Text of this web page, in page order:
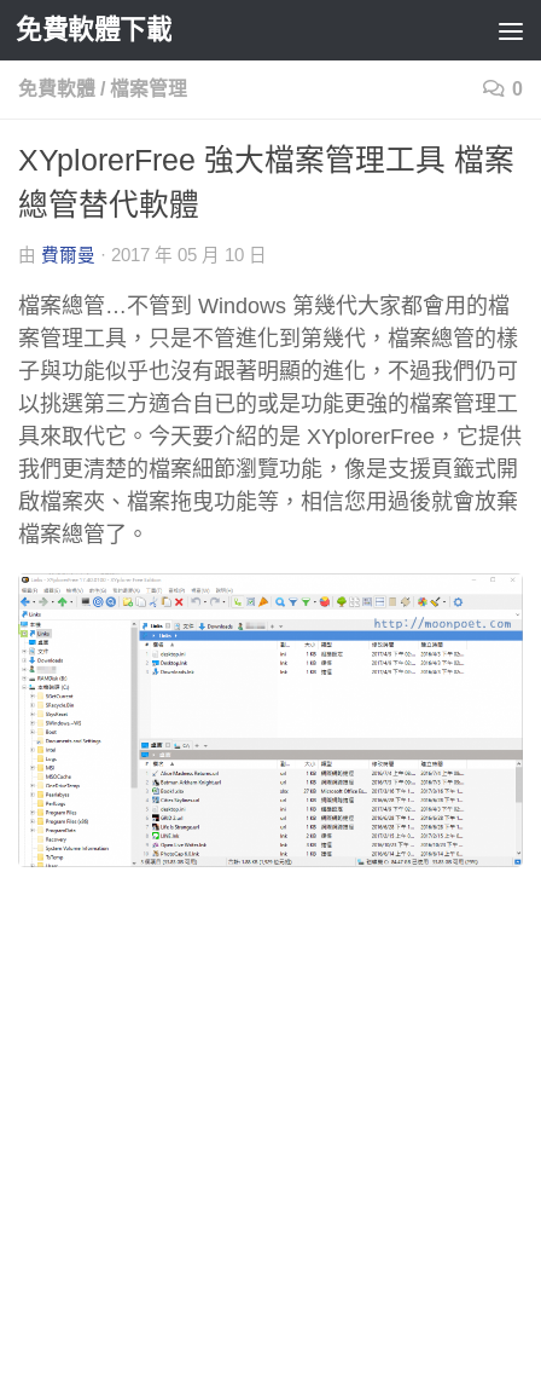
Skip to content
免費軟體下載
免費軟體 / 檔案管理 0
XYplorerFree 強大檔案管理工具 檔案
總管替代軟體
由 費爾曼 · 2017 年 05 月 10 日
檔案總管…不管到 Windows 第幾代大家都會用的檔
案管理工具，只是不管進化到第幾代，檔案總管的樣
子與功能似乎也沒有跟著明顯的進化，不過我們仍可
以挑選第三方適合自已的或是功能更強的檔案管理工
具來取代它。今天要介紹的是 XYplorerFree，它提供
我們更清楚的檔案細節瀏覽功能，像是支援頁籤式開
啟檔案夾、檔案拖曳功能等，相信您用過後就會放棄
檔案總管了。